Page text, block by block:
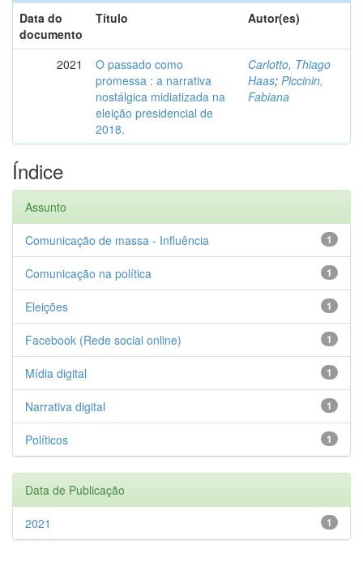
Data do
documento
Título Autor(es)
2021
O passado como
promessa : a narrativa
nostálgica midiatizada na
eleição presidencial de
2018.
Carlotto, Thiago
Haas; Piccinin,
Fabiana
Índice
Assunto
1
Comunicação de massa - Influência
1
Comunicação na política
1
Eleições
1
Facebook (Rede social online)
1
Mídia digital
1
Narrativa digital
1
Políticos
Data de Publicação
1
2021